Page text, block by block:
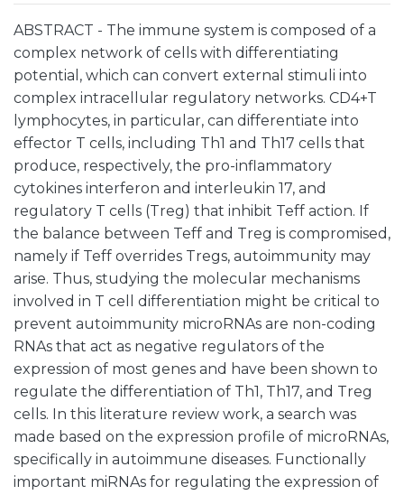
ABSTRACT - The immune system is composed of a
complex network of cells with differentiating
potential, which can convert external stimuli into
complex intracellular regulatory networks. CD4+T
lymphocytes, in particular, can differentiate into
effector T cells, including Th1 and Th17 cells that
produce, respectively, the pro-inflammatory
cytokines interferon and interleukin 17, and
regulatory T cells (Treg) that inhibit Teff action. If
the balance between Teff and Treg is compromised,
namely if Teff overrides Tregs, autoimmunity may
arise. Thus, studying the molecular mechanisms
involved in T cell differentiation might be critical to
prevent autoimmunity microRNAs are non-coding
RNAs that act as negative regulators of the
expression of most genes and have been shown to
regulate the differentiation of Th1, Th17, and Treg
cells. In this literature review work, a search was
made based on the expression profile of microRNAs,
specifically in autoimmune diseases. Functionally
important miRNAs for regulating the expression of